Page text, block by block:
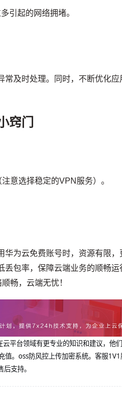
引起的网络拥堵。
及时处理。同时，不断优化
窍门
意选择稳定的VPN服务）。
为云免费账号时，资源有限
包率，保障云端业务的顺畅
畅，云端无忧！
平台领域有更专业的知识和建议，他
。oss防风控上传加密系统。客服
支持。